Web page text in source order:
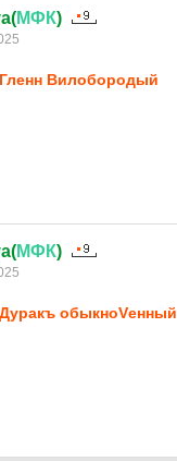
МФК)
Гленн Вилобородый
МФК)
Дуракъ обыкноVенный